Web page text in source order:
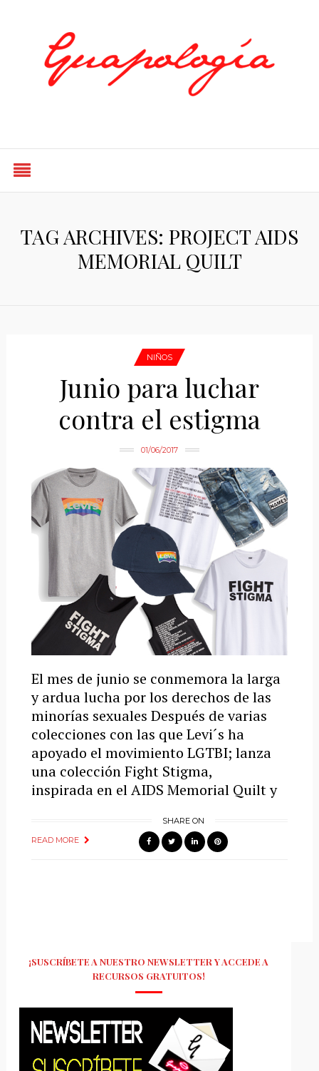
TAG ARCHIVES: PROJECT AIDS
MEMORIAL QUILT
NIÑOS
Junio para luchar
contra el estigma
01/06/2017
El mes de junio se conmemora la larga
y ardua lucha por los derechos de las
minorías sexuales Después de varias
colecciones con las que Levi´s ha
apoyado el movimiento LGTBI; lanza
una colección Fight Stigma,
inspirada en el AIDS Memorial Quilt y
READ MORE
SHARE ON
¡SUSCRÍBETE A NUESTRO NEWSLETTER Y ACCEDE A
RECURSOS GRATUITOS!